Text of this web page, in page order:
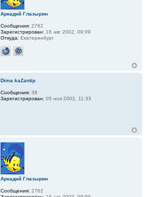
Аркадий Глазырин
Сообщения: 2762
Зарегистрирован: 16 авг 2002, 09:09
Откуда: Екатеринбург
Dima kaZantip
Сообщения: 38
Зарегистрирован: 05 ноя 2002, 11:33
Аркадий Глазырин
Сообщения: 2762